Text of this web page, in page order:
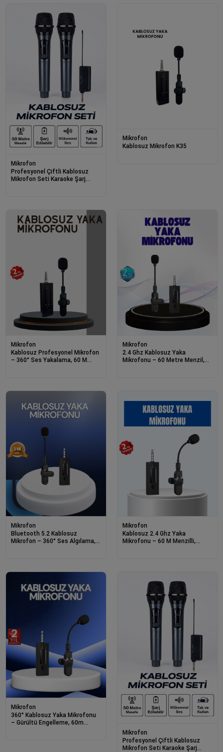
Mikrofon
Profesyonel Çiftli Kablosuz
Mikrofon Seti Karaoke Şarj
Mikrofon
Kablosuz Mikrofon K35
Mikrofon
Kablosuz Profesyonel Mikrofon
– 360° Ses Yakalama, 60 M
Mikrofon
2.4 Ghz Kablosuz Yaka
Mikrofonu – 60 Metre Menzil,
Mikrofon
Bluetooth 5.2 Kablosuz
Mikrofon – 360° Ses Algılama,
Mikrofon
Kablosuz 2.4 Ghz Yaka
Mikrofonu – 60 M Menzilli,
Mikrofon
360° Kablosuz Yaka Mikrofonu
– Gürültü Engelleme, 60m
Mikrofon
Profesyonel Çiftli Kablosuz
Mikrofon Seti Karaoke Şarj